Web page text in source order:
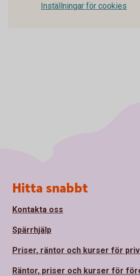
Inställningar för cookies
Sidfot
Hitta snabbt
Kontakta oss
Spärrhjälp
Priser, räntor och kurser för
Räntor, priser och kurser för